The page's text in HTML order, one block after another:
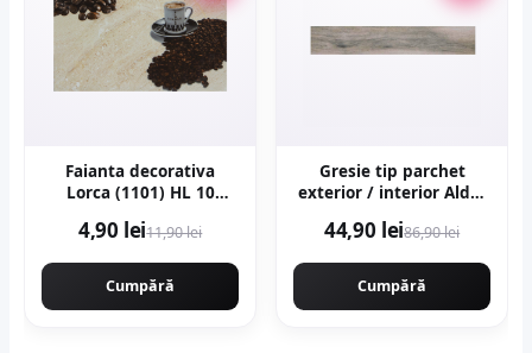
Faianta decorativa
Lorca (1101) HL 10
4,90 lei11,90 lei
Cumpără
Gresie tip parchet
exterior / interior Alder
portelanata
44,90 lei86,90 lei
Cumpără